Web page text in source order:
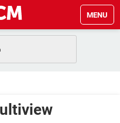
MENU
INSTAGRAM